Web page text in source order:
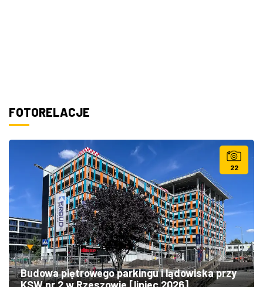
FOTORELACJE
22
Budowa piętrowego parkingu i lądowiska przy